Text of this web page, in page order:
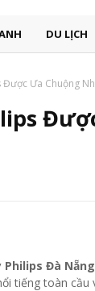
DU LỊCH
Được Ưa Chuộng
Đà Nẵng
tiếng toàn